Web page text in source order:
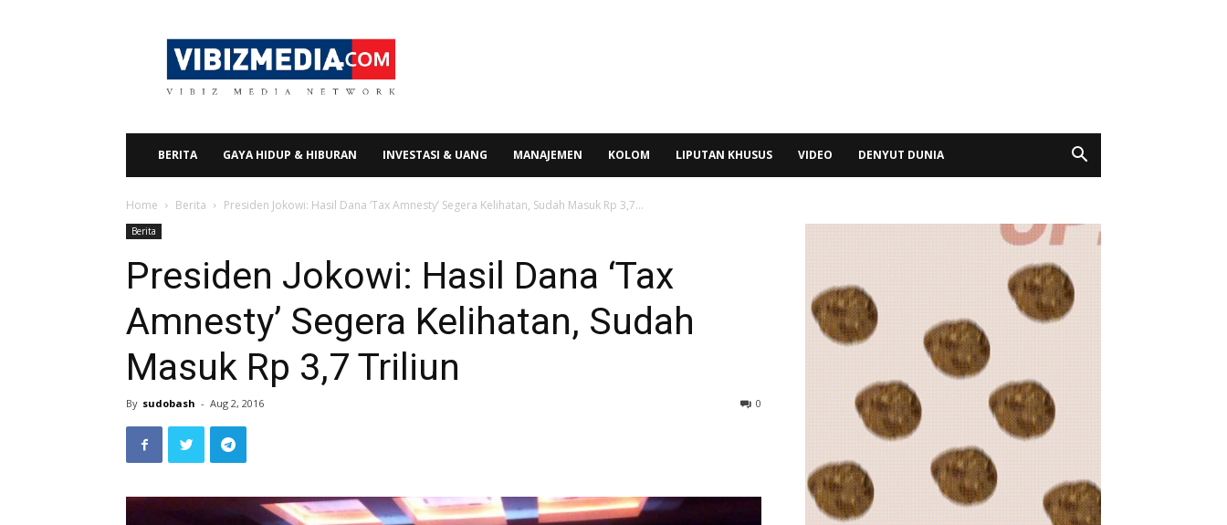
Vibizmedia.com
BERITA GAYA HIDUP & HIBURAN INVESTASI & UANG MANAJEMEN KOLOM LIPUTAN KHUSUS VIDEO DENYUT DUNIA
Home Berita Presiden Jokowi: Hasil Dana ‘Tax Amnesty’ Segera Kelihatan, Sudah Masuk Rp 3,7...
Berita
Presiden Jokowi: Hasil Dana ‘Tax
Amnesty’ Segera Kelihatan, Sudah
Masuk Rp 3,7 Triliun
By sudobash - Aug 2, 2016 0